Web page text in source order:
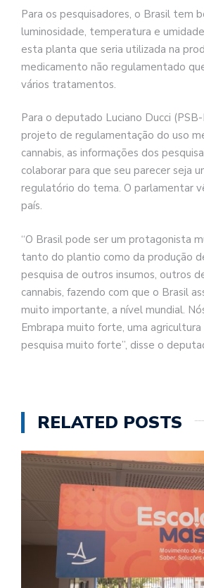
Para os pesquisadores, o Brasil tem
luminosidade, temperatura e
esta planta que seria utilizada na
medicamento não regulamentado
vários tratamentos.
Para o deputado Luciano Ducci
projeto de regulamentação do uso
cannabis, as informações dos
colaborar para que seu parecer seja
regulatório do tema. O parlamentar
país.
“O Brasil pode ser um protagonista
tanto do plantio como da produção
pesquisa de outros insumos, outros
cannabis, fazendo com que o Brasil
muito importante, a nível mundial.
Embrapa muito forte, uma
pesquisa muito forte”, disse o
RELATED POSTS